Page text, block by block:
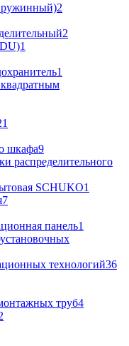
2
2
1
1
шкафа9
распределительного
SCHUKO1
7
панель1
технологий36
труб4